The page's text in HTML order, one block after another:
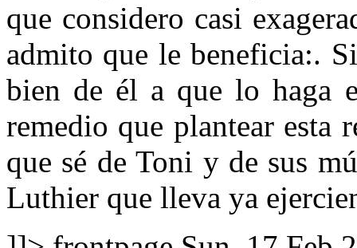
que considero casi
admito que le beneficia:.
bien de él a que lo haga
remedio que plantear esta
que sé de Toni y de sus
Luthier que lleva ya